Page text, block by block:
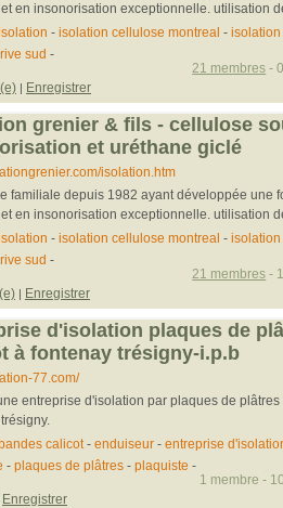
en insonorisation exceptionnelle. utilisation
- isolation cellulose montreal -
sud -
| Enregistrer
21 membres -
grenier & fils - cellulose
et uréthane giclé
isolation.htm
familiale depuis 1982 ayant développée une
en insonorisation exceptionnelle. utilisation
- isolation cellulose montreal -
sud -
| Enregistrer
21 membres -
d'isolation plaques de
à fontenay trésigny-i.p.b
77.com/
entreprise d'isolation par plaques de
bandes calicot- enduiseur- entreprise
- plaques de plâtres- plaquiste -
Enregistrer
1 membre -